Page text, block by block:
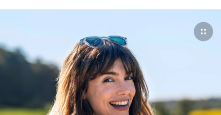
của một người đang được chụp trước phông nền phong